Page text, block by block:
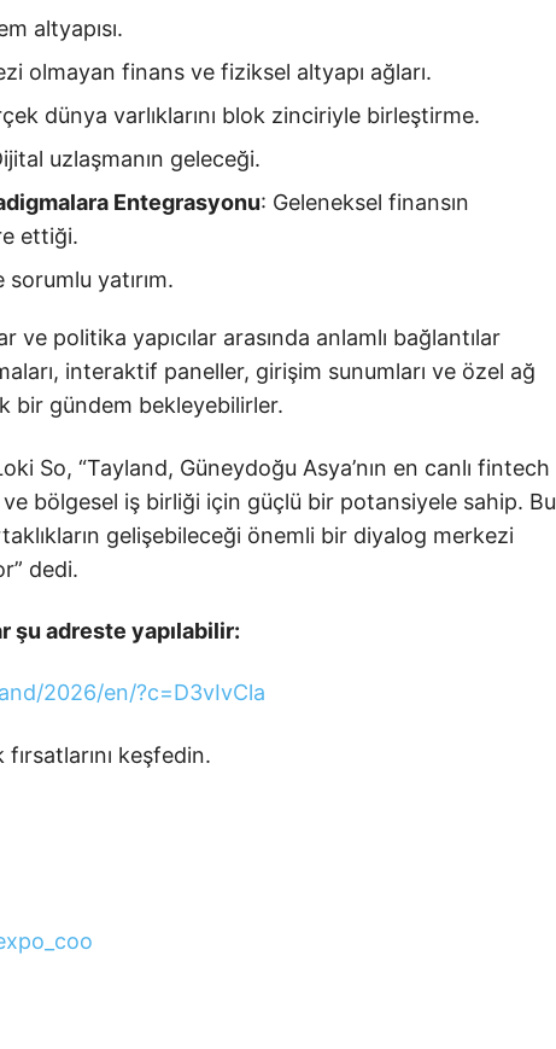
altyapısı.
olmayan finans ve fiziksel altyapı ağları.
dünya varlıklarını blok zinciriyle birleştirme.
uzlaşmanın geleceği.
Entegrasyonu: Geleneksel finansın
ettiği.
yatırım.
ve politika yapıcılar arasında anlamlı bağlantılar
interaktif paneller, girişim sunumları ve özel ağ
bir gündem bekleyebilirler.
So, “Tayland, Güneydoğu Asya’nın en canlı fintech
bölgesel iş birliği için güçlü bir potansiyele sahip. Bu
gelişebileceği önemli bir diyalog merkezi
dedi.
şu adreste yapılabilir:
2026/en/?c=D3vIvCla
keşfedin.